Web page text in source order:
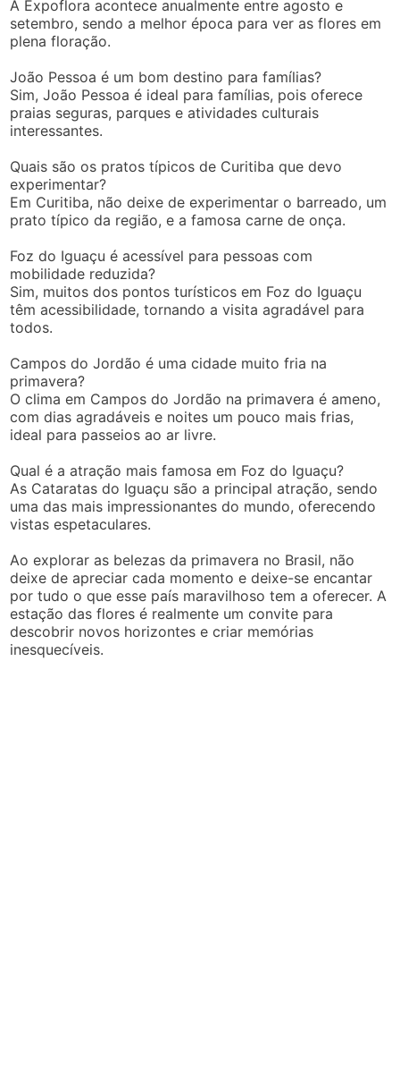
A Expoflora acontece anualmente entre agosto e
setembro, sendo a melhor época para ver as flores em
plena floração.
João Pessoa é um bom destino para famílias?
Sim, João Pessoa é ideal para famílias, pois oferece
praias seguras, parques e atividades culturais
interessantes.
Quais são os pratos típicos de Curitiba que devo
experimentar?
Em Curitiba, não deixe de experimentar o barreado, um
prato típico da região, e a famosa carne de onça.
Foz do Iguaçu é acessível para pessoas com
mobilidade reduzida?
Sim, muitos dos pontos turísticos em Foz do Iguaçu
têm acessibilidade, tornando a visita agradável para
todos.
Campos do Jordão é uma cidade muito fria na
primavera?
O clima em Campos do Jordão na primavera é ameno,
com dias agradáveis e noites um pouco mais frias,
ideal para passeios ao ar livre.
Qual é a atração mais famosa em Foz do Iguaçu?
As Cataratas do Iguaçu são a principal atração, sendo
uma das mais impressionantes do mundo, oferecendo
vistas espetaculares.
Ao explorar as belezas da primavera no Brasil, não
deixe de apreciar cada momento e deixe-se encantar
por tudo o que esse país maravilhoso tem a oferecer. A
estação das flores é realmente um convite para
descobrir novos horizontes e criar memórias
inesquecíveis.